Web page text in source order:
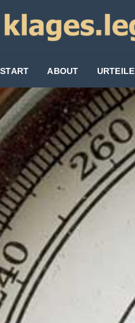
START ABOUT URTEILE